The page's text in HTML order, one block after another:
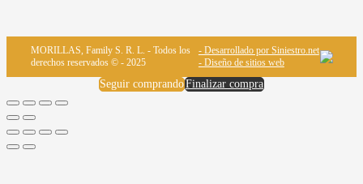
MORILLAS, Family S. R. L. - Todos los
derechos reservados © - 2025
- Desarrollado por Siniestro.net
- Diseño de sitios web
Finalizar compra
Seguir comprando